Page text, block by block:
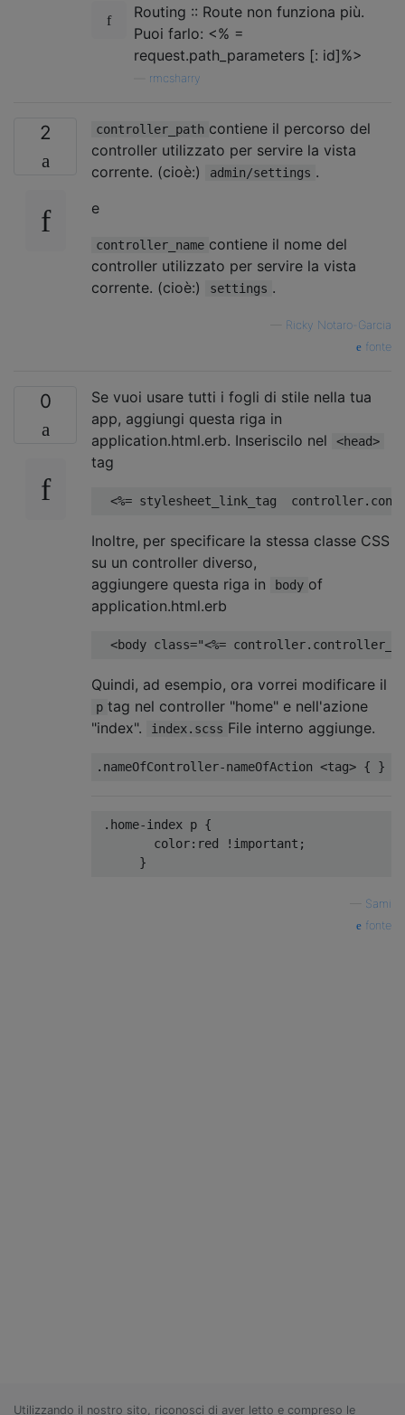
Routing :: Route non funziona più.
Puoi farlo: <% =
request.path_parameters [: id]%>
rmcsharry
2 controller_path contiene il percorso del
controller utilizzato per servire la vista
corrente. (cioè:)
admin/settings .
e
controller_name contiene il nome del
controller utilizzato per servire la vista
corrente. (cioè:)
settings .
Ricky Notaro-Garcia
fonte
0
Se vuoi usare tutti i fogli di stile nella tua
app, aggiungi questa riga in
application.html.erb. Inseriscilo nel
<head>
tag
<%= stylesheet_link_tag  controller.
Inoltre, per specificare la stessa classe CSS
su un controller diverso,
aggiungere questa riga in
body of
application.html.erb
  <body class="
<%= controller.
Quindi, ad esempio, ora vorrei modificare il
p tag nel controller "home" e nell'azione
"index".
index.scss File interno aggiunge.
. nameOfController-nameOfAction <tag> { }
. home-index p {
        color
: red ! important ;
}
Sami
fonte
Utilizzando il nostro sito, riconosci di aver letto e compreso le